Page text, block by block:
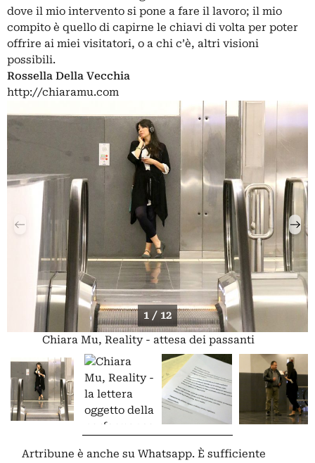
dove il mio intervento si pone a fare il lavoro; il mio
compito è quello di capirne le chiavi di volta per poter
offrire ai miei visitatori, o a chi c’è, altri visioni
possibili.
Rossella Della Vecchia
http://chiaramu.com
1 / 12
Chiara Mu, Reality - attesa dei passanti
Artribune è anche su Whatsapp. È sufficiente